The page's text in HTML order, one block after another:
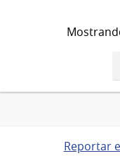
Reportar